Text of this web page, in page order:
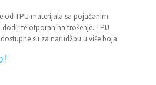
od TPU materijala sa pojačanim
te otporan na trošenje. TPU
su za narudžbu u više boja.